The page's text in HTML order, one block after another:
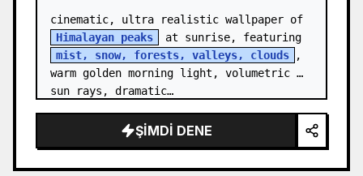
Himalayan peaks
mist, snow, forests, valleys, clouds
,
warm golden morning light, volumetric
sun rays, dramatic…
ŞIMDI DENE